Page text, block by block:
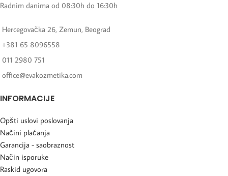
Radnim danima od 08:30h do 16:30h
Hercegovačka 26, Zemun, Beograd
+381 65 8096558
011 2980 751
office@evakozmetika.com
INFORMACIJE
Opšti uslovi poslovanja
Načini plaćanja
Garancija - saobraznost
Način isporuke
Raskid ugovora